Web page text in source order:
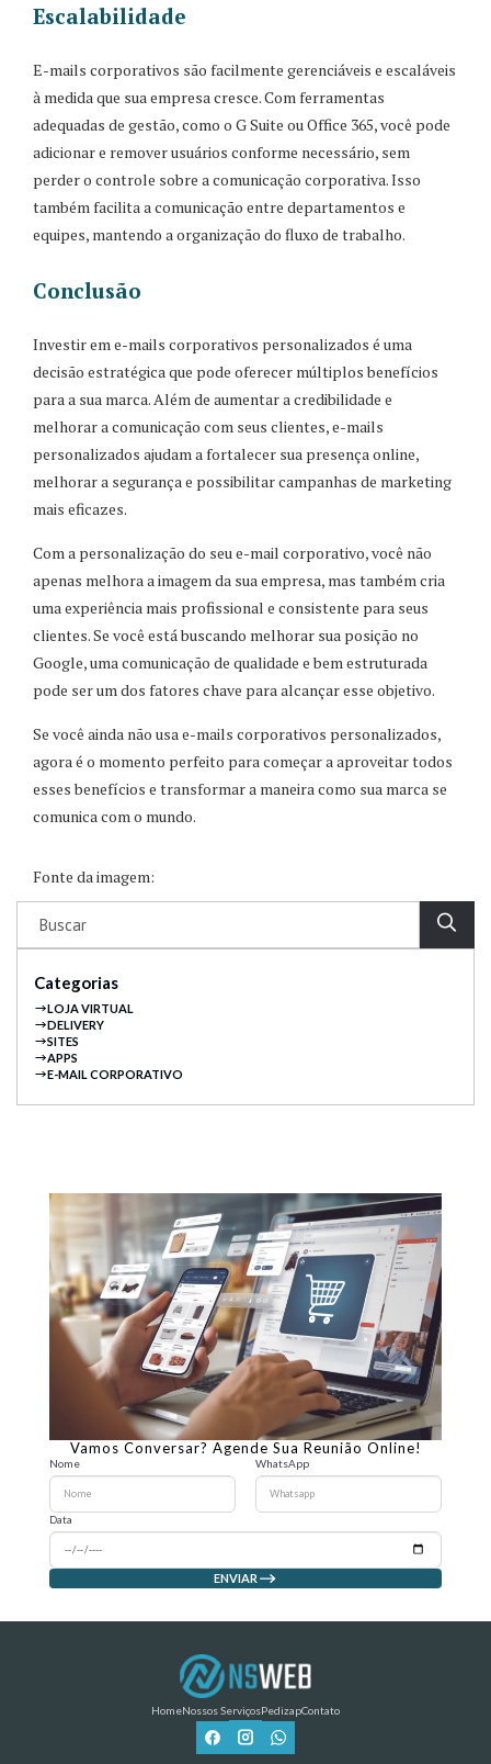
Categorias
LOJA VIRTUAL
DELIVERY
SITES
APPS
E-MAIL CORPORATIVO
Escalabilidade
E-mails corporativos são facilmente gerenciáveis e escaláveis
à medida que sua empresa cresce. Com ferramentas
adequadas de gestão, como o G Suite ou Office 365, você pode
adicionar e remover usuários conforme necessário, sem
perder o controle sobre a comunicação corporativa. Isso
também facilita a comunicação entre departamentos e
equipes, mantendo a organização do fluxo de trabalho.
Conclusão
Investir em e-mails corporativos personalizados é uma
decisão estratégica que pode oferecer múltiplos benefícios
para a sua marca. Além de aumentar a credibilidade e
melhorar a comunicação com seus clientes, e-mails
personalizados ajudam a fortalecer sua presença online,
melhorar a segurança e possibilitar campanhas de marketing
mais eficazes.
Com a personalização do seu e-mail corporativo, você não
apenas melhora a imagem da sua empresa, mas também cria
uma experiência mais profissional e consistente para seus
clientes. Se você está buscando melhorar sua posição no
Google, uma comunicação de qualidade e bem estruturada
pode ser um dos fatores chave para alcançar esse objetivo.
Se você ainda não usa e-mails corporativos personalizados,
agora é o momento perfeito para começar a aproveitar todos
esses benefícios e transformar a maneira como sua marca se
comunica com o mundo.
Fonte da imagem:
Vamos Conversar? Agende Sua Reunião Online!
Nome WhatsApp
Data
ENVIAR
HomeNossos ServiçosPedizapContato